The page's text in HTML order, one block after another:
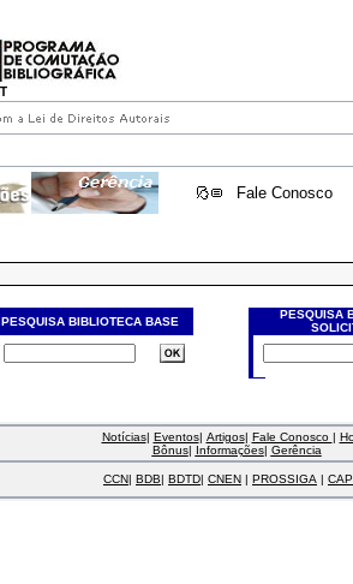
Fale Conosco
PESQUISA BIBLIOTECA BASE
PESQUISA
Notícias| Eventos| Artigos| Fale Conosco |
Bônus| Informações| Gerência
CCN| BDB| BDTD| CNEN | PROSSIGA |